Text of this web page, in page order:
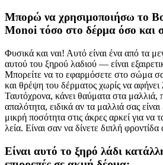
Μπορώ να χρησιμοποιήσω το
Monoi τόσο στο δέρμα όσο και
Φυσικά και ναι! Αυτό είναι ένα από τα
αυτού του ξηρού λαδιού — είναι
Μπορείτε να το εφαρμόσετε στο σώμα
και θρέψη του δέρματος χωρίς να αφήνει
Ταυτόχρονα, κάνει θαύματα στα μαλλιά,
απαλότητα, ειδικά αν τα μαλλιά σας
μικρή ποσότητα στις άκρες αρκεί για να
λεία. Είναι σαν να δίνετε διπλή
Είναι αυτό το ξηρό λάδι